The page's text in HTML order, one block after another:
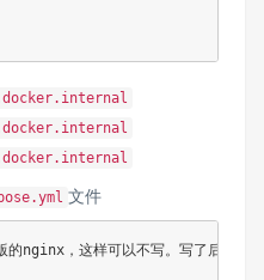
文件
nginx，这样可以不写。写了后期会报